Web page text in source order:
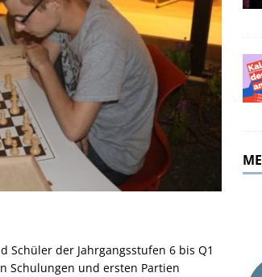
Schüler der Jahrgangsstufen 6 bis Q1
Schulungen und ersten Partien